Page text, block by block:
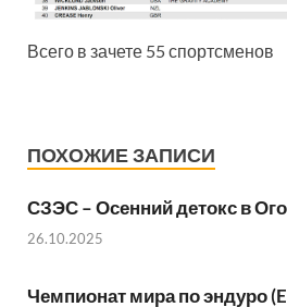
Всего в зачете 55 спортсменов
ПОХОЖИЕ ЗАПИСИ
СЗЭС – Осенний детокс в
26.10.2025
Чемпионат мира по эндуро